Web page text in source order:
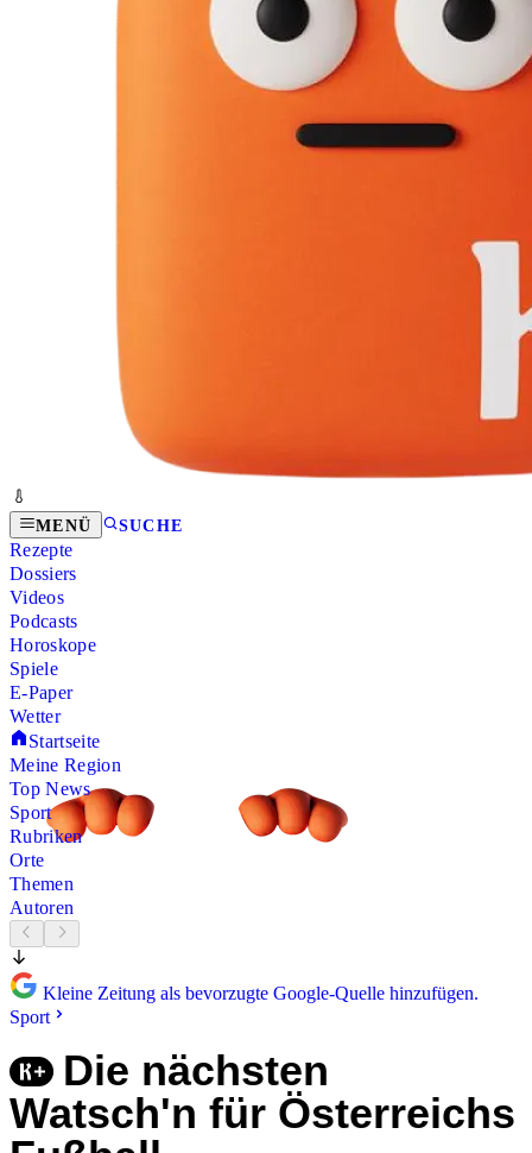
MENÜ SUCHE
Rezepte
Dossiers
Videos
Podcasts
Horoskope
Spiele
E-Paper
Wetter
Startseite
Meine Region
Top News
Sport
Rubriken
Orte
Themen
Autoren
Kleine Zeitung als bevorzugte Google-Quelle hinzufügen.
Sport
Die nächsten
Watsch'n für Österreichs